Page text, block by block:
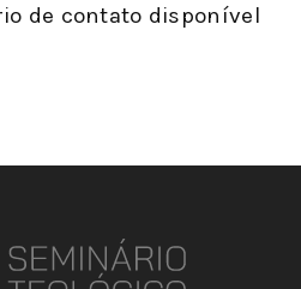
de contato disponível